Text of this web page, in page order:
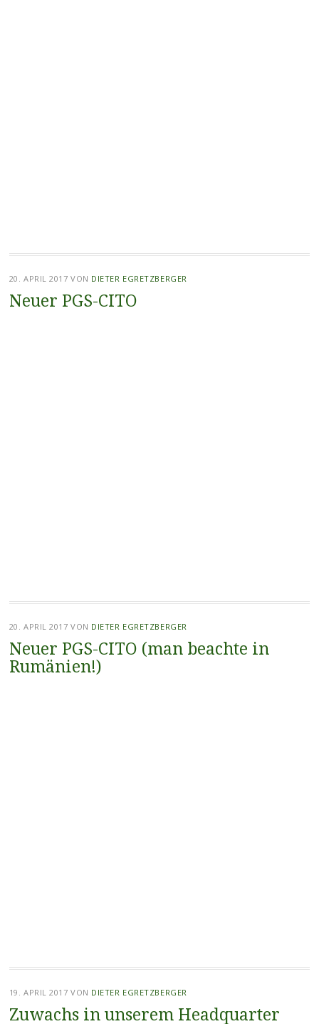
20. APRIL 2017 VON DIETER EGRETZBERGER
Neuer PGS-CITO
20. APRIL 2017 VON DIETER EGRETZBERGER
Neuer PGS-CITO (man beachte in
Rumänien!)
19. APRIL 2017 VON DIETER EGRETZBERGER
Zuwachs in unserem Headquarter